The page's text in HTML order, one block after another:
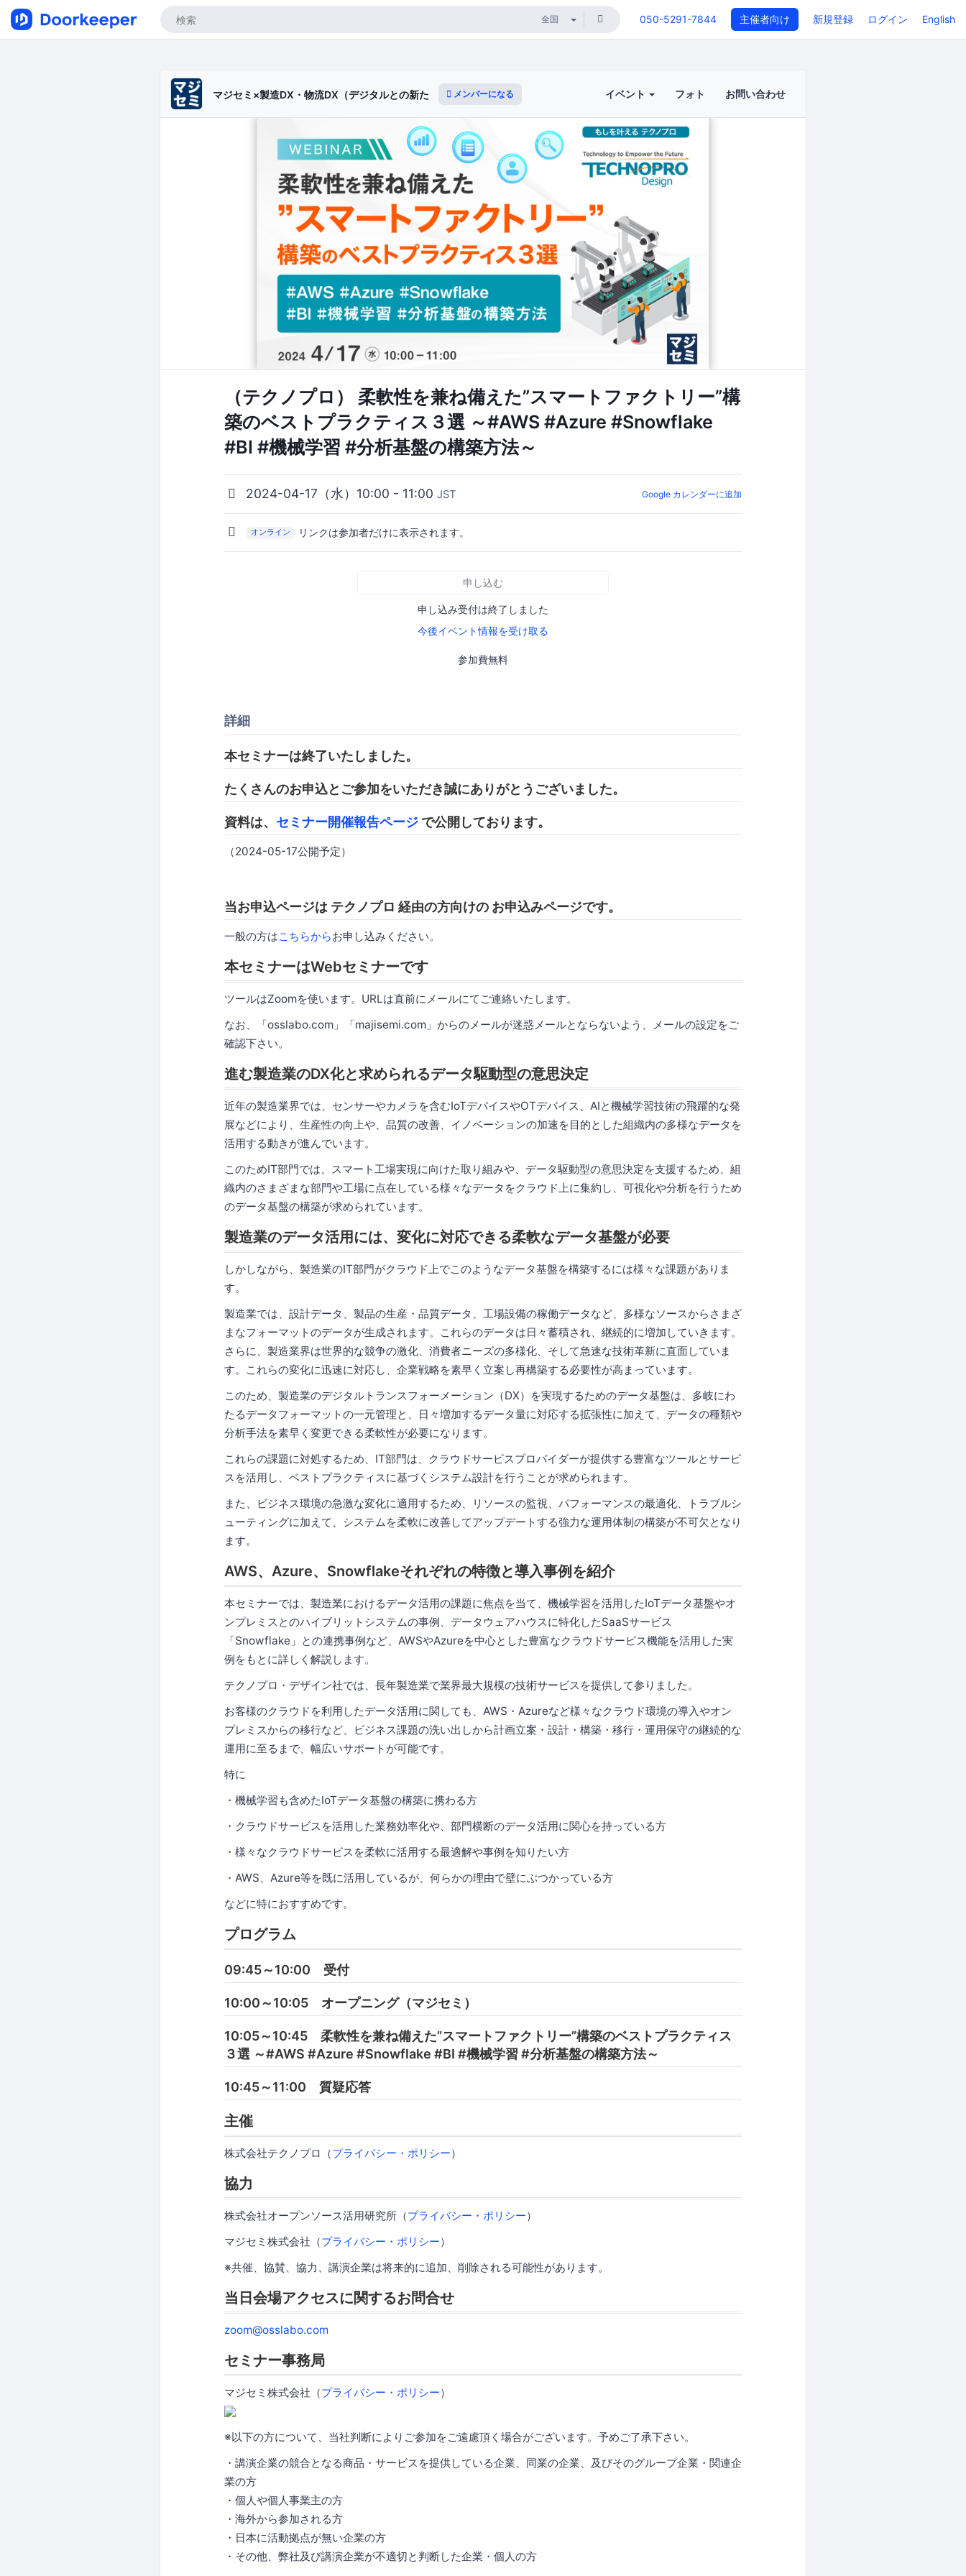
050-5291-7844 主催者向け 新規登録 ログイン English
マジセミ×製造DX・物流DX（デジタルとの新たな出会いと体験）
メンバーになる イベント フォト お問い合わせ
（テクノプロ） 柔軟性を兼ね備えた”スマートファクトリー”構
築のベストプラクティス３選 ～#AWS #Azure #Snowflake
#BI #機械学習 #分析基盤の構築方法～
2024-04-17（水）10:00 - 11:00 JST Google カレンダーに追加
オンライン リンクは参加者だけに表示されます。
申し込む
申し込み受付は終了しました
今後イベント情報を受け取る
参加費無料
詳細
本セミナーは終了いたしました。
たくさんのお申込とご参加をいただき誠にありがとうございました。
資料は、 セミナー開催報告ページ で公開しております。
（2024-05-17公開予定）
当お申込ページは テクノプロ 経由の方向けの お申込みページです。
一般の方はこちらからお申し込みください。
本セミナーはWebセミナーです
ツールはZoomを使います。URLは直前にメールにてご連絡いたします。
なお、「osslabo.com」「majisemi.com」からのメールが迷惑メールとならないよう、メールの設定をご
確認下さい。
進む製造業のDX化と求められるデータ駆動型の意思決定
近年の製造業界では、センサーやカメラを含むIoTデバイスやOTデバイス、AIと機械学習技術の飛躍的な発
展などにより、生産性の向上や、品質の改善、イノベーションの加速を目的とした組織内の多様なデータを
活用する動きが進んでいます。
このためIT部門では、スマート工場実現に向けた取り組みや、データ駆動型の意思決定を支援するため、組
織内のさまざまな部門や工場に点在している様々なデータをクラウド上に集約し、可視化や分析を行うため
のデータ基盤の構築が求められています。
製造業のデータ活用には、変化に対応できる柔軟なデータ基盤が必要
しかしながら、製造業のIT部門がクラウド上でこのようなデータ基盤を構築するには様々な課題がありま
す。
製造業では、設計データ、製品の生産・品質データ、工場設備の稼働データなど、多様なソースからさまざ
まなフォーマットのデータが生成されます。これらのデータは日々蓄積され、継続的に増加していきます。
さらに、製造業界は世界的な競争の激化、消費者ニーズの多様化、そして急速な技術革新に直面していま
す。これらの変化に迅速に対応し、企業戦略を素早く立案し再構築する必要性が高まっています。
このため、製造業のデジタルトランスフォーメーション（DX）を実現するためのデータ基盤は、多岐にわ
たるデータフォーマットの一元管理と、日々増加するデータ量に対応する拡張性に加えて、データの種類や
分析手法を素早く変更できる柔軟性が必要になります。
これらの課題に対処するため、IT部門は、クラウドサービスプロバイダーが提供する豊富なツールとサービ
スを活用し、ベストプラクティスに基づくシステム設計を行うことが求められます。
また、ビジネス環境の急激な変化に適用するため、リソースの監視、パフォーマンスの最適化、トラブルシ
ューティングに加えて、システムを柔軟に改善してアップデートする強力な運用体制の構築が不可欠となり
ます。
AWS、Azure、Snowflakeそれぞれの特徴と導入事例を紹介
本セミナーでは、製造業におけるデータ活用の課題に焦点を当て、機械学習を活用したIoTデータ基盤やオ
ンプレミスとのハイブリットシステムの事例、データウェアハウスに特化したSaaSサービス
「Snowflake」との連携事例など、AWSやAzureを中心とした豊富なクラウドサービス機能を活用した実
例をもとに詳しく解説します。
テクノプロ・デザイン社では、長年製造業で業界最大規模の技術サービスを提供して参りました。
お客様のクラウドを利用したデータ活用に関しても、AWS・Azureなど様々なクラウド環境の導入やオン
プレミスからの移行など、ビジネス課題の洗い出しから計画立案・設計・構築・移行・運用保守の継続的な
運用に至るまで、幅広いサポートが可能です。
特に
・機械学習も含めたIoTデータ基盤の構築に携わる方
・クラウドサービスを活用した業務効率化や、部門横断のデータ活用に関心を持っている方
・様々なクラウドサービスを柔軟に活用する最適解や事例を知りたい方
・AWS、Azure等を既に活用しているが、何らかの理由で壁にぶつかっている方
などに特におすすめです。​
プログラム
09:45～10:00 受付
10:00～10:05 オープニング（マジセミ）
10:05～10:45 柔軟性を兼ね備えた”スマートファクトリー”構築のベストプラクティス
３選 ～#AWS #Azure #Snowflake #BI #機械学習 #分析基盤の構築方法～
10:45～11:00 質疑応答
主催
株式会社テクノプロ（プライバシー・ポリシー）
協力
株式会社オープンソース活用研究所（プライバシー・ポリシー）
マジセミ株式会社（プライバシー・ポリシー）
※共催、協賛、協力、講演企業は将来的に追加、削除される可能性があります。
当日会場アクセスに関するお問合せ
zoom@osslabo.com
セミナー事務局
マジセミ株式会社（プライバシー・ポリシー）
※以下の方について、当社判断によりご参加をご遠慮頂く場合がございます。予めご了承下さい。
・講演企業の競合となる商品・サービスを提供している企業、同業の企業、及びそのグループ企業・関連企
業の方
・個人や個人事業主の方
・海外から参加される方
・日本に活動拠点が無い企業の方
・その他、弊社及び講演企業が不適切と判断した企業・個人の方